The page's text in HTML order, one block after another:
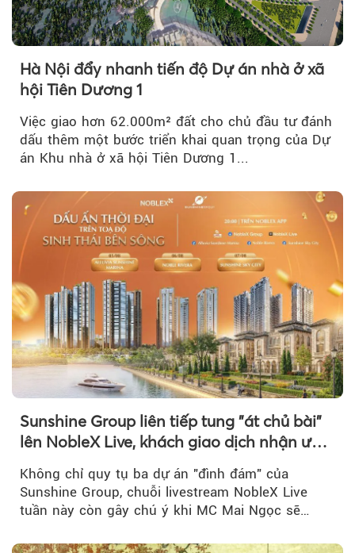
Hà Nội đẩy nhanh tiến độ Dự án nhà ở xã
hội Tiên Dương 1
Việc giao hơn 62.000m² đất cho chủ đầu tư đánh
dấu thêm một bước triển khai quan trọng của Dự
án Khu nhà ở xã hội Tiên Dương 1...
Sunshine Group liên tiếp tung "át chủ bài"
lên NobleX Live, khách giao dịch nhận ưu
Không chỉ quy tụ ba dự án "đình đám" của
Sunshine Group, chuỗi livestream NobleX Live
tuần này còn gây chú ý khi MC Mai Ngọc sẽ